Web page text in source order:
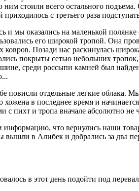
ним стоили всего остального
приходилось с третьего раза
и мы оказались на маленькой
его широкой тропой. Она
ковров. Позади нас раскинулась
покрыты сетью небольших
среди россыпи камней был
повисли отдельные легкие облака.
в последнее время и
пихт и тропа вначале абсолютно не
что вернулись наши
вышли в Алибек и добрались за два
в этот день подойти под